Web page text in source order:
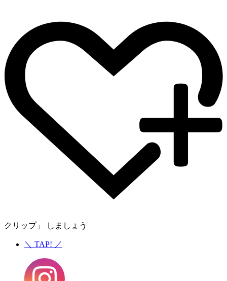
クリップ」 しましょう
＼ TAP! ／